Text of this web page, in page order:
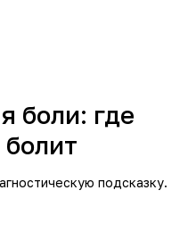
боли: где
подсказку.